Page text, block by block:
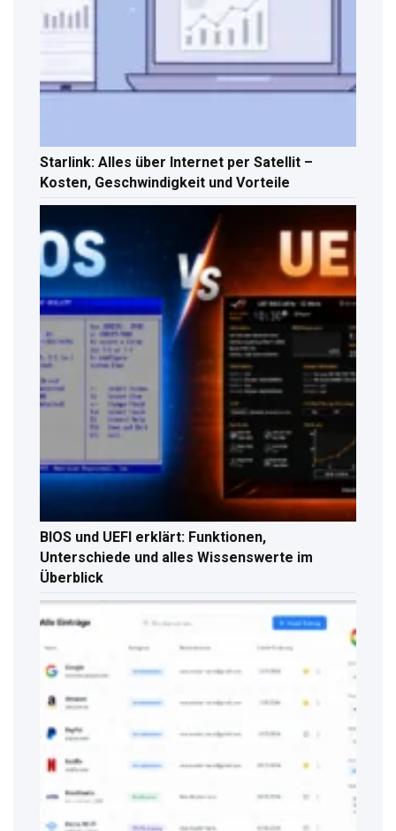
Starlink: Alles über Internet per Satellit –
Kosten, Geschwindigkeit und Vorteile
BIOS und UEFI erklärt: Funktionen,
Unterschiede und alles Wissenswerte im
Überblick